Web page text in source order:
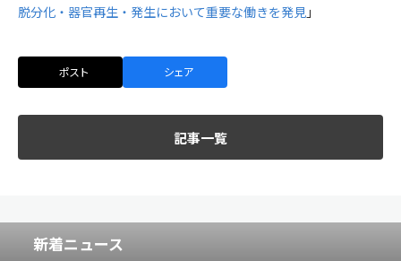
脱分化・器官再生・発生において重要な働きを発見 」
ポスト シェア
記事一覧
新着ニュース